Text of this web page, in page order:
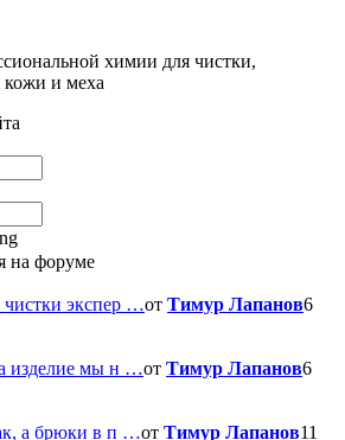
химии для чистки,
кожи и меха
на форуме
чистки экспер …от Тимур Лапанов6
изделие мы н …от Тимур Лапанов6
а брюки в п …от Тимур Лапанов11